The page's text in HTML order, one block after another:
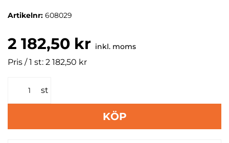
Artikelnr: 608029
2 182,50 kr inkl. moms
Pris / 1 st: 2 182,50 kr
st
KÖP